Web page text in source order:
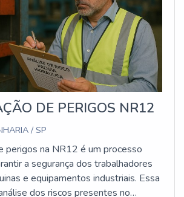
DE PERIGOS NR12
/ SP
perigos na NR12 é um processo
a segurança dos trabalhadores
e equipamentos industriais. Essa
dos riscos presentes no